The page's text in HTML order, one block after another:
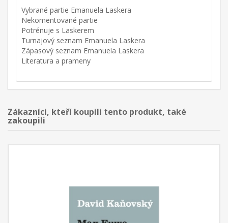
Vybrané partie Emanuela Laskera
Nekomentované partie
Potrénuje s Laskerem
Turnajový seznam Emanuela Laskera
Zápasový seznam Emanuela Laskera
Literatura a prameny
Zákazníci, kteří koupili tento produkt, také
zakoupili